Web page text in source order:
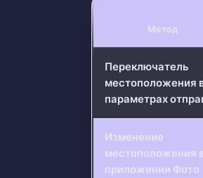
Метод
Переключатель
местоположения
параметрах
Изменение
местоположения
приложении Фото